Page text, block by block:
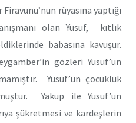
rüyasına yaptığı
olan Yusuf, kıtlık
babasına kavuşur.
gözleri Yusuf’un
Yusuf’un çocukluk
Yakup ile Yusuf’un
şükretmesi ve kardeşlerin